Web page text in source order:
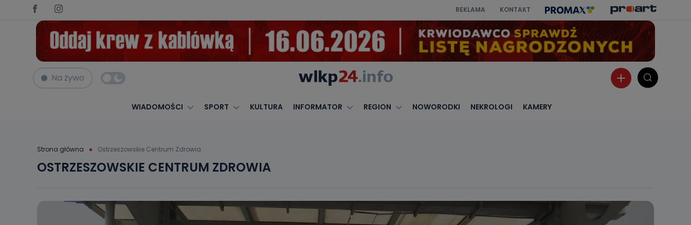
REKLAMA KONTAKT
Na żywo
WIADOMOŚCI SPORT KULTURA INFORMATOR REGION NOWORODKI NEKROLOGI KAMERY
Strona główna Ostrzeszowskie Centrum Zdrowia
OSTRZESZOWSKIE CENTRUM ZDROWIA